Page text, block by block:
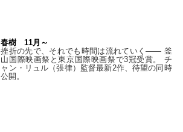
春樹 11月～
挫折の先で、それでも時間は流れていく—— 釜
山国際映画祭と東京国際映画祭で3冠受賞。 チ
ャン・リュル（張律）監督最新2作、待望の同時
公開。